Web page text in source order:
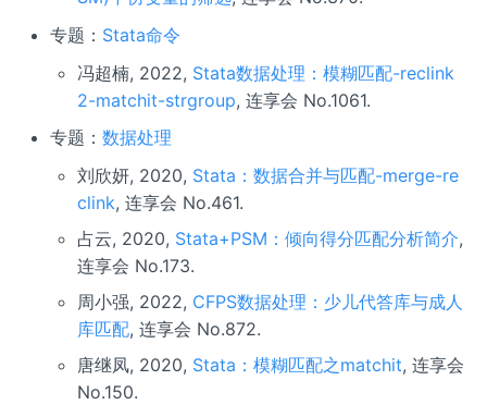
专题： Stata命令
冯超楠, 2022, Stata数据处理：模糊匹配-reclink
2-matchit-strgroup, 连享会 No.1061.
专题： 数据处理
刘欣妍, 2020, Stata：数据合并与匹配-merge-re
clink, 连享会 No.461.
占云, 2020, Stata+PSM：倾向得分匹配分析简介,
连享会 No.173.
周小强, 2022, CFPS数据处理：少儿代答库与成人
库匹配, 连享会 No.872.
唐继凤, 2020, Stata：模糊匹配之matchit, 连享会
No.150.